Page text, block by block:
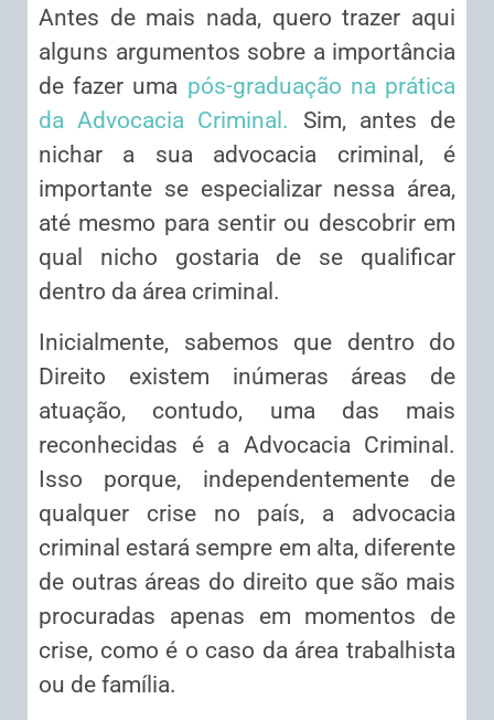
Antes de mais nada, quero trazer aqui
alguns argumentos sobre a importância
de fazer uma pós-graduação na prática
da Advocacia Criminal.
Sim, antes de
nichar a sua advocacia criminal, é
importante se especializar nessa área,
até mesmo para sentir ou descobrir em
qual nicho gostaria de se qualificar
dentro da área criminal.
Inicialmente, sabemos que dentro do
Direito existem inúmeras áreas de
atuação, contudo, uma das mais
reconhecidas é a Advocacia Criminal.
Isso porque, independentemente de
qualquer crise no país, a advocacia
criminal estará sempre em alta, diferente
de outras áreas do direito que são mais
procuradas apenas em momentos de
crise, como é o caso da área trabalhista
ou de família.